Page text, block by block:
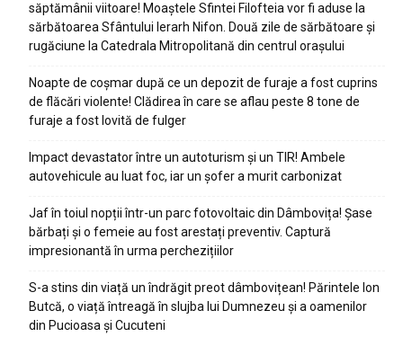
săptămânii viitoare! Moaștele Sfintei Filofteia vor fi aduse la
sărbătoarea Sfântului Ierarh Nifon. Două zile de sărbătoare și
rugăciune la Catedrala Mitropolitană din centrul orașului
Noapte de coșmar după ce un depozit de furaje a fost cuprins
de flăcări violente! Clădirea în care se aflau peste 8 tone de
furaje a fost lovită de fulger
Impact devastator între un autoturism și un TIR! Ambele
autovehicule au luat foc, iar un șofer a murit carbonizat
Jaf în toiul nopții într-un parc fotovoltaic din Dâmbovița! Șase
bărbați și o femeie au fost arestați preventiv. Captură
impresionantă în urma perchezițiilor
S-a stins din viață un îndrăgit preot dâmbovițean! Părintele Ion
Butcă, o viață întreagă în slujba lui Dumnezeu și a oamenilor
din Pucioasa și Cucuteni